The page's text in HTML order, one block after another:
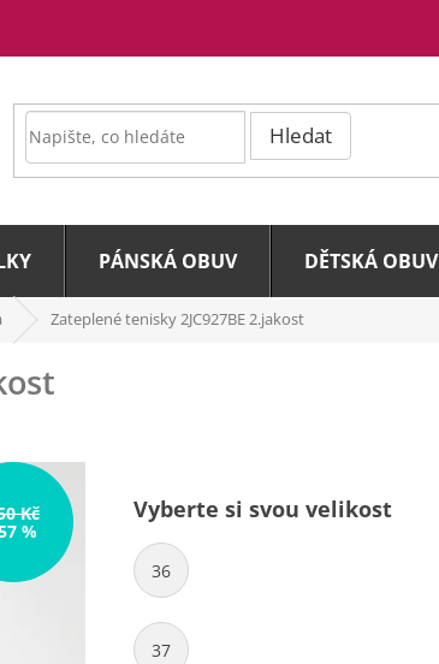
Hledat
PÁNSKÁ OBUV DĚTSKÁ OBUV
Zateplené tenisky 2JC927BE2.jakost
Kč
%
Vyberte si svou velikost
36
37